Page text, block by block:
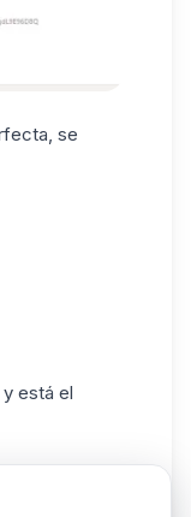
se
está el